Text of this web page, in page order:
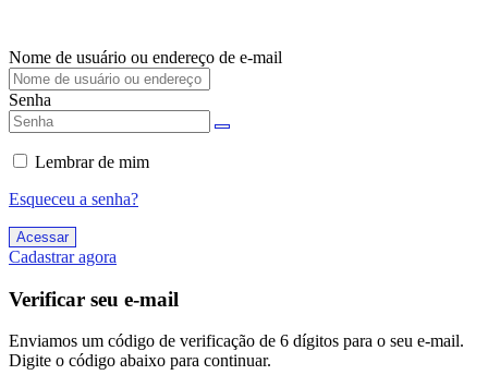
Nome de usuário ou endereço de e-mail
Senha
Lembrar de mim
Esqueceu a senha?
Acessar
Cadastrar agora
Verificar seu e-mail
Enviamos um código de verificação de 6 dígitos para o seu e-mail.
Digite o código abaixo para continuar.